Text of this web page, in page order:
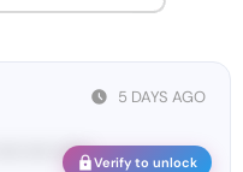
5 DAYS AGO
•••• •••••• Verify to unlock